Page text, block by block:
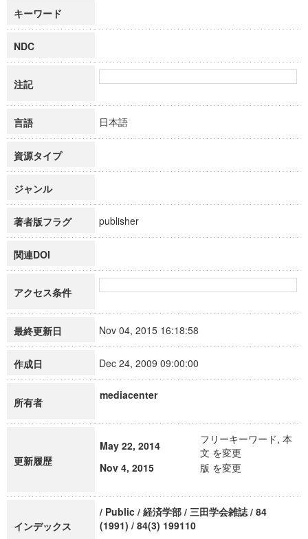
キーワード
NDC
注記
言語 日本語
資源タイプ
ジャンル
著者版フラグ publisher
関連DOI
アクセス条件
最終更新日 Nov 04, 2015 16:18:58
作成日 Dec 24, 2009 09:00:00
所有者
mediacenter
更新履歴
May 22, 2014
フリーキーワード, 本
文 を変更
Nov 4, 2015
版 を変更
インデックス
/ Public / 経済学部 / 三田学会雑誌 / 84
(1991) / 84(3) 199110